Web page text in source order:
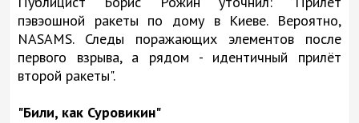
пэвэошной ракеты по дому в Киеве. Вероятно,
NASAMS. Следы поражающих элементов после
первого взрыва, а рядом - идентичный прилёт
второй ракеты".
"Били, как Суровикин"